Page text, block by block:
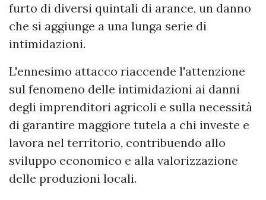
furto di diversi quintali di arance, un danno
che si aggiunge a una lunga serie di
intimidazioni.
L'ennesimo attacco riaccende l'attenzione
sul fenomeno delle intimidazioni ai danni
degli imprenditori agricoli e sulla necessità
di garantire maggiore tutela a chi investe e
lavora nel territorio, contribuendo allo
sviluppo economico e alla valorizzazione
delle produzioni locali.